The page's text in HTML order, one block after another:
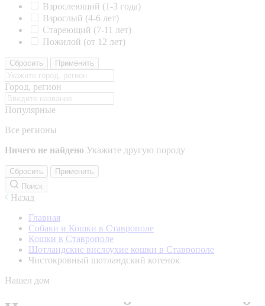
Взрослеющий (1-3 года)
Взрослый (4-6 лет)
Стареющий (7-11 лет)
Пожилой (от 12 лет)
Сбросить Применить
Город, регион
Популярные
Все регионы
Ничего не найдено Укажите другую породу
Сбросить
Применить
Поиск
Назад
Главная
Собаки и Кошки в Ставрополе
Кошки в Ставрополе
Шотландские вислоухие кошки в Ставрополе
Чистокровный шотландский котенок
Нашел дом